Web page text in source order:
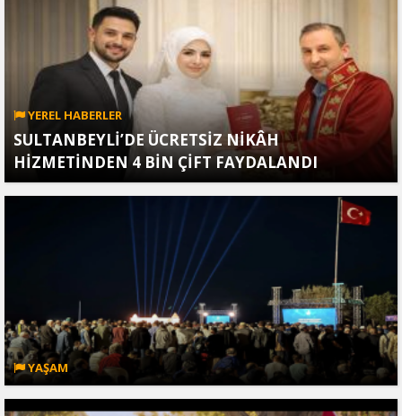
YEREL HABERLER
SULTANBEYLİ’DE ÜCRETSİZ NİKÂH
HİZMETİNDEN 4 BİN ÇİFT FAYDALANDI
YAŞAM